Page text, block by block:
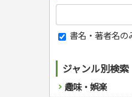
書名・著者名の
ジャンル別検索
趣味・娯楽